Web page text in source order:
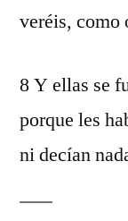
veréis, como
8 Y ellas se
porque les
ni decían